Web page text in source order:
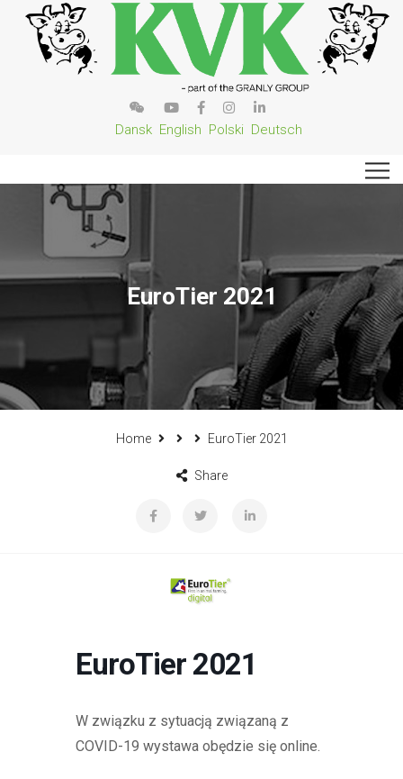
Dansk English Polski Deutsch
EuroTier 2021
Home EuroTier 2021
Share
EuroTier 2021
W związku z sytuacją związaną z
COVID-19 wystawa obędzie się online.